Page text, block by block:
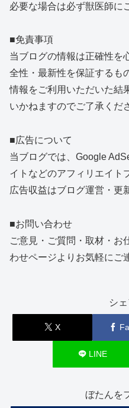
必要な場合は必ず獣医師に
■免責事項
当ブログの情報は正確性を
全性・最新性を保証するも
情報をご利用いただいた結
いかねますのでご了承くだ
■広告について
当ブログでは、Google
イトなどのアフィリエイト
広告収益はブログ運営・更
■お問い合わせ
ご意見・ご質問・取材・お
わせページよりお気軽にご
シ
X
LINE
ぼたんを